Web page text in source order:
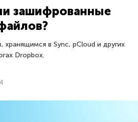
зашифрованные
хранящимся в Sync, pCloud и других
Dropbox.